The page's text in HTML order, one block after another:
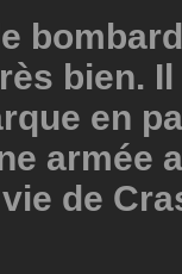
bien.
en
armée
de